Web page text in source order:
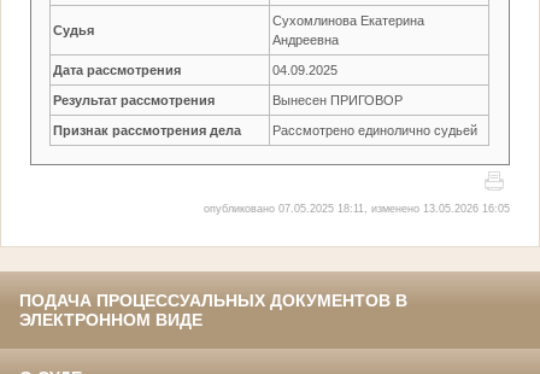
Судья
Сухомлинова Екатерина
Андреевна
Дата рассмотрения 04.09.2025
Результат рассмотрения Вынесен ПРИГОВОР
Признак рассмотрения дела Рассмотрено единолично судьей
опубликовано 07.05.2025 18:11, изменено 13.05.2026 16:05
ПОДАЧА ПРОЦЕССУАЛЬНЫХ ДОКУМЕНТОВ В
ЭЛЕКТРОННОМ ВИДЕ